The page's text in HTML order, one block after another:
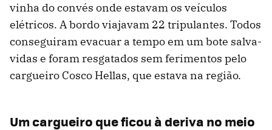
vinha do convés onde estavam os veículos
elétricos. A bordo viajavam 22 tripulantes. Todos
conseguiram evacuar a tempo em um bote salva-
vidas e foram resgatados sem ferimentos pelo
cargueiro Cosco Hellas, que estava na região.
Um cargueiro que ficou à deriva no meio